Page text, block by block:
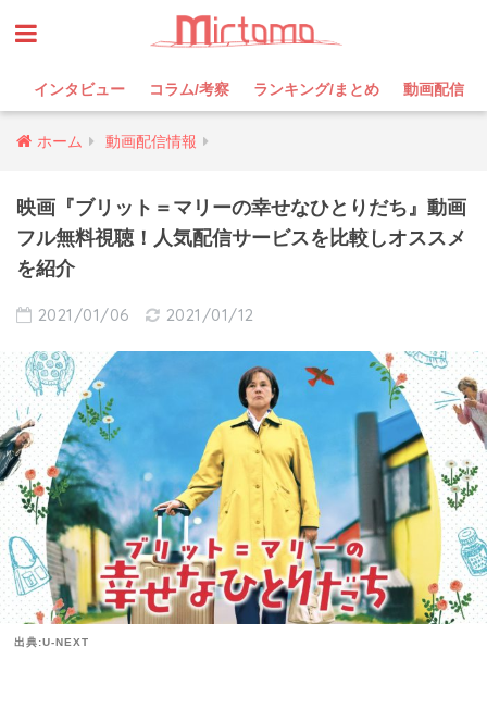
インタビュー コラム/考察 ランキング/まとめ 動画配信
ホーム 動画配信情報
映画『ブリット＝マリーの幸せなひとりだち』動画
フル無料視聴！人気配信サービスを比較しオススメ
を紹介
2021/01/06 2021/01/12
出典:U-NEXT